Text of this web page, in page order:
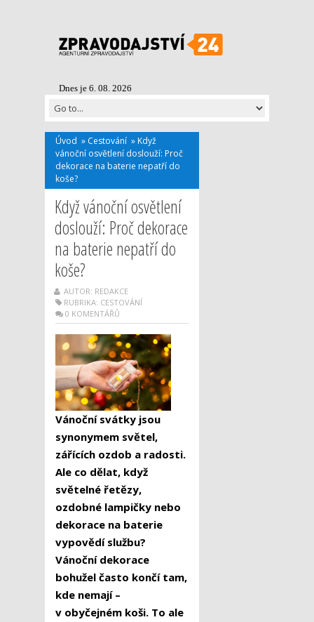
Dnes je 6. 08. 2026
Úvod » Cestování » Když
vánoční osvětlení doslouží: Proč
dekorace na baterie nepatří do
koše?
Když vánoční osvětlení
doslouží: Proč dekorace
na baterie nepatří do
koše?
AUTOR: REDAKCE
RUBRIKA: CESTOVÁNÍ
0 KOMENTÁŘŮ
Vánoční svátky jsou
synonymem světel,
zářících ozdob a radosti.
Ale co dělat, když
světelné řetězy,
ozdobné lampičky nebo
dekorace na baterie
vypovědí službu?
Vánoční dekorace
bohužel často končí tam,
kde nemají –
v obyčejném koši. To ale